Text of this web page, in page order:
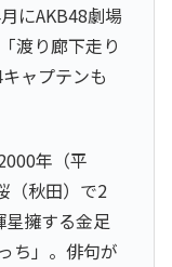
にAKB48劇場
渡り廊下走り
ャプテンも
年（平
（秋田）で2
擁する金足
ち」。俳句が